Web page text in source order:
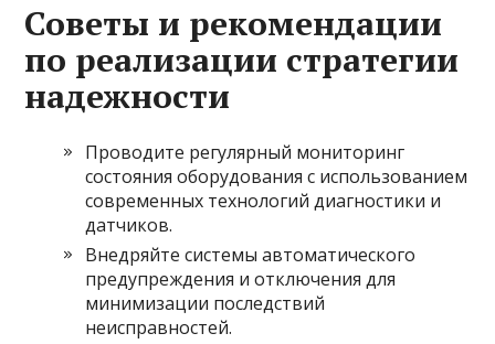
Советы и рекомендации
по реализации стратегии
надежности
Проводите регулярный мониторинг
состояния оборудования с использованием
современных технологий диагностики и
датчиков.
Внедряйте системы автоматического
предупреждения и отключения для
минимизации последствий
неисправностей.